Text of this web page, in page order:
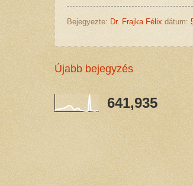
Bejegyezte: Dr. Frajka Félix dátum:
Újabb bejegyzés
641,935